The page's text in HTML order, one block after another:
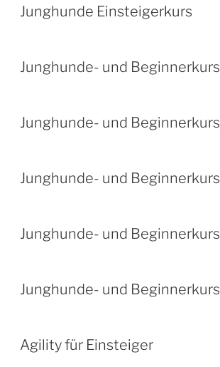
Junghunde Einsteigerkurs
Junghunde- und Beginnerkurs
Junghunde- und Beginnerkurs
Junghunde- und Beginnerkurs
Junghunde- und Beginnerkurs
Junghunde- und Beginnerkurs
Agility für Einsteiger